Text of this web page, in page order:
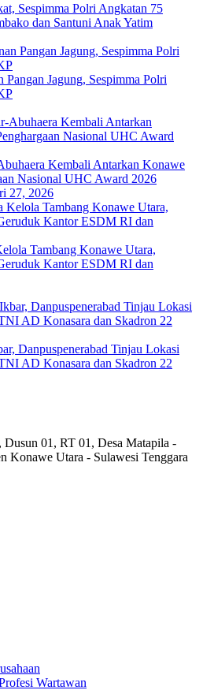
Sespimma Polri Angkatan 75
dan Santuni Anak Yatim
Jagung, Sespimma Polri
Kembali Antarkan Konawe
Nasional UHC Award 2026
27, 2026
Tambang Konawe Utara,
Kantor ESDM RI dan
Danpuspenerabad Tinjau Lokasi
AD Konasara dan Skadron 22
01, RT 01, Desa Matapila -
Konawe Utara - Sulawesi Tenggara
Wartawan